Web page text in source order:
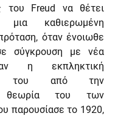
του Freud να θέτει
καθιερωμένη
όταν ένοιωθε
σύγκρουση με νέα
η εκπληκτική
του από την
θεωρία του των
παρουσίασε το 1920,